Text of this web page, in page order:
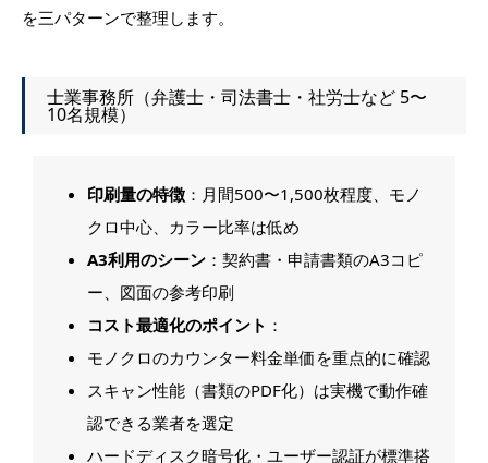
を三パターンで整理します。
士業事務所（弁護士・司法書士・社労士など 5〜
10名規模）
印刷量の特徴 ：月間500〜1,500枚程度、モノ
クロ中心、カラー比率は低め
A3利用のシーン ：契約書・申請書類のA3コピ
ー、図面の参考印刷
コスト最適化のポイント ：
モノクロのカウンター料金単価を重点的に確認
スキャン性能（書類のPDF化）は実機で動作確
認できる業者を選定
ハードディスク暗号化・ユーザー認証が標準搭